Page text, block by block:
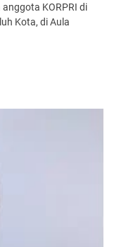
KORPRI di
Kota, di Aula